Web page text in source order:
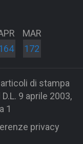
MAR
172
di stampa
9 aprile 2003,
1
privacy